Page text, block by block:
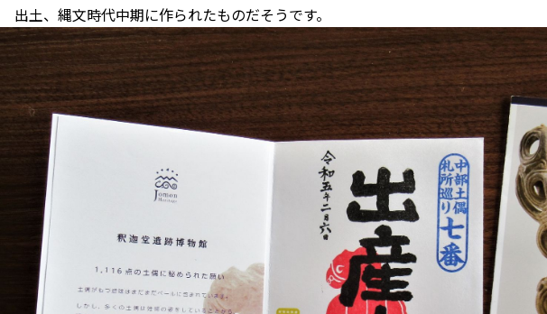
出土、縄文時代中期に作られたものだそうです。